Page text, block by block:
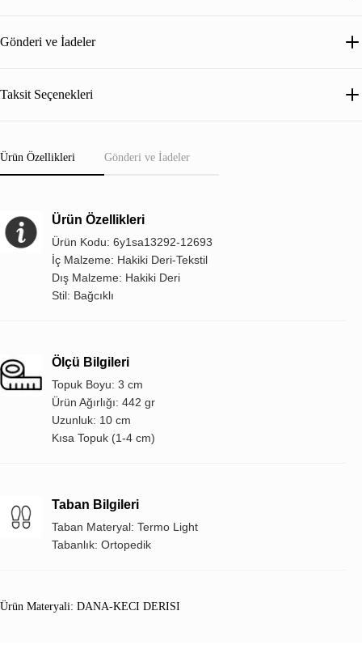
Gönderi ve İadeler
Taksit Seçenekleri
Ürün Özellikleri Gönderi ve İadeler
Ürün Özellikleri
Ürün Kodu: 6y1sa13292-12693
İç Malzeme: Hakiki Deri-Tekstil
Dış Malzeme: Hakiki Deri
Stil: Bağcıklı
Ölçü Bilgileri
Topuk Boyu: 3 cm
Ürün Ağırlığı: 442 gr
Uzunluk: 10 cm
Kısa Topuk (1-4 cm)
Taban Bilgileri
Taban Materyal: Termo Light
Tabanlık: Ortopedik
Ürün Materyali: DANA-KECI DERISI